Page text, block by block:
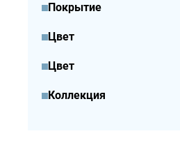
Покрытие
Цвет
Цвет
Коллекция